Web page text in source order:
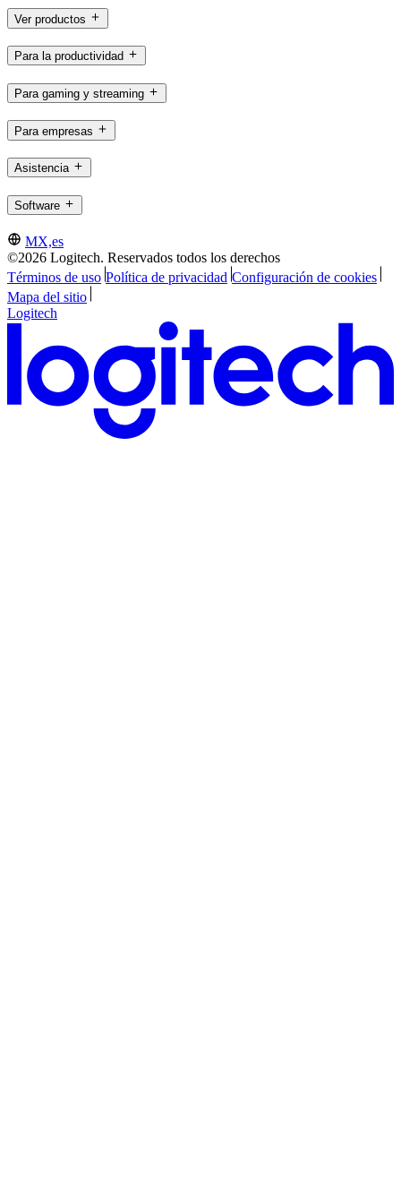
Ver productos
Para la productividad
Para gaming y streaming
Para empresas
Asistencia
Software
MX,es
©2026 Logitech. Reservados todos los derechos
Términos de uso Política de privacidad Configuración de cookies
Mapa del sitio
Logitech